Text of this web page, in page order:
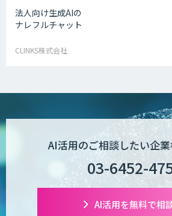
法人向け生成AIの
ナレフルチャット
CLINKS株式会社
AI活用のご相談したい企
03-6452-
AI活用を無料で相